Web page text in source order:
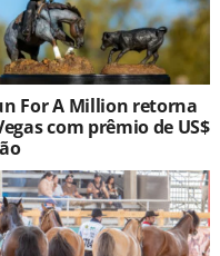
For A Million retorna
com prêmio de US$